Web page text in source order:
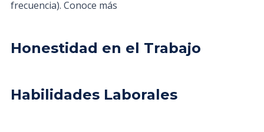
frecuencia). Conoce más
Honestidad en el Trabajo
Habilidades Laborales